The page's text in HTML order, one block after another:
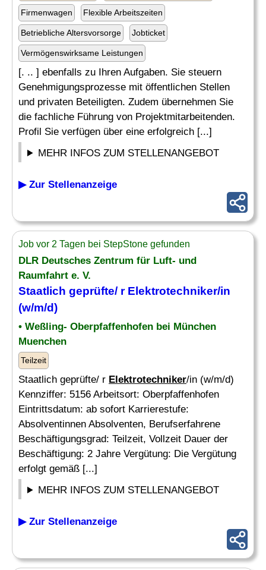
Firmenwagen Flexible Arbeitszeiten
Betriebliche Altersvorsorge Jobticket
Vermögenswirksame Leistungen
[. .. ] ebenfalls zu Ihren Aufgaben. Sie steuern
Genehmigungsprozesse mit öffentlichen Stellen
und privaten Beteiligten. Zudem übernehmen Sie
die fachliche Führung von Projektmitarbeitenden.
Profil Sie verfügen über eine erfolgreich [...]
MEHR INFOS ZUM STELLENANGEBOT
▶ Zur Stellenanzeige
Job vor 2 Tagen bei StepStone gefunden
DLR Deutsches Zentrum für Luft- und
Raumfahrt e. V.
Staatlich geprüfte/ r Elektrotechniker/in
(w/m/d)
• Weßling- Oberpfaffenhofen bei München
Muenchen
Teilzeit
Staatlich geprüfte/ r Elektrotechniker/in (w/m/d)
Kennziffer: 5156 Arbeitsort: Oberpfaffenhofen
Eintrittsdatum: ab sofort Karrierestufe:
Absolventinnen Absolventen, Berufserfahrene
Beschäftigungsgrad: Teilzeit, Vollzeit Dauer der
Beschäftigung: 2 Jahre Vergütung: Die Vergütung
erfolgt gemäß [...]
MEHR INFOS ZUM STELLENANGEBOT
▶ Zur Stellenanzeige